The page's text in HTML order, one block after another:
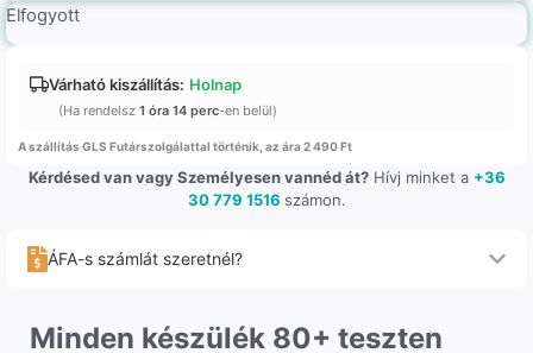
Elfogyott
Várható kiszállítás: Holnap
(Ha rendelsz 1 óra 14 perc-en belül)
A szállítás GLS Futárszolgálattal történik, az ára 2 490 Ft
Kérdésed van vagy Személyesen vannéd át?Hívj minket a +36
30 779 1516 számon.
ÁFA-s számlát szeretnél?
Minden készülék 80+ teszten